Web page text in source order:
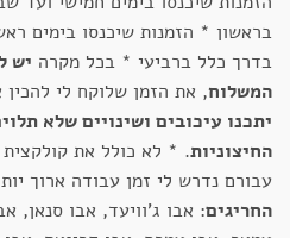
בדרך כלל ברביעי * בכל מקרה יש
המשלוח, את הזמן שלוקח לי
יתכנו עיכובים ושינויים שלא
החיצוניות. * לא כולל את קולקצית
עבורם נדרש לי זמן עבודה ארוך
החריגים: אבו ג'וויעד, אבו סנאן,